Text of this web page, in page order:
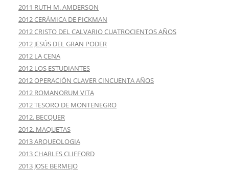
2011 RUTH M. AMDERSON
2012 CERÁMICA DE PICKMAN
2012 CRISTO DEL CALVARIO CUATROCIENTOS AÑOS
2012 JESÚS DEL GRAN PODER
2012 LA CENA
2012 LOS ESTUDIANTES
2012 OPERACIÓN CLAVER CINCUENTA AÑOS
2012 ROMANORUM VITA
2012 TESORO DE MONTENEGRO
2012. BECQUER
2012. MAQUETAS
2013 ARQUEOLOGIA
2013 CHARLES CLIFFORD
2013 JOSE BERMEJO